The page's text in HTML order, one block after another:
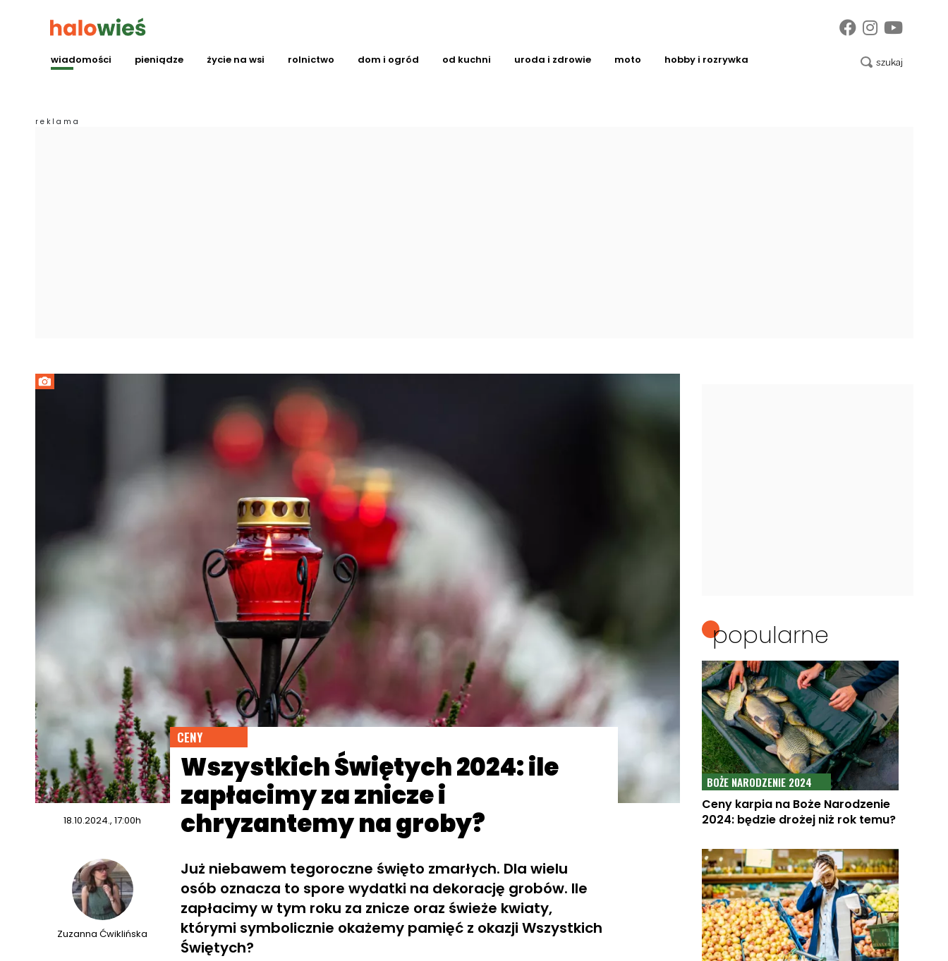
wiadomości pieniądze życie na wsi rolnictwo dom i ogród od kuchni uroda i zdrowie moto hobby i rozrywka
CENY
Wszystkich Świętych 2024: ile
zapłacimy za znicze i
chryzantemy na groby?
18.10.2024., 17:00h
Zuzanna Ćwiklińska
Już niebawem tegoroczne święto zmarłych. Dla wielu
osób oznacza to spore wydatki na dekorację grobów. Ile
zapłacimy w tym roku za znicze oraz świeże kwiaty,
którymi symbolicznie okażemy pamięć z okazji Wszystkich
Świętych?
popularne
BOŻE NARODZENIE 2024
Ceny karpia na Boże Narodzenie
2024: będzie drożej niż rok temu?